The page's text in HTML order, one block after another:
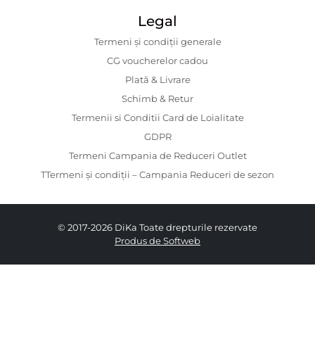
Legal
Termeni și condiții generale
CG voucherelor cadou
Plată & Livrare
Schimb & Retur
Termenii si Conditii Card de Loialitate
GDPR
Termeni Campania de Reduceri Outlet
TTermeni și condiții – Campania Reduceri de sezon
© 2017-2026 DiKa Toate drepturile rezervate
Produs de Softweb